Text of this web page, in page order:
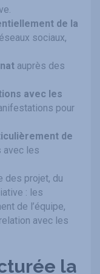
de la
sociaux,
auprès des
avec les
pour
de
avec les
des projet, du
: les
de l’équipe,
avec les
la